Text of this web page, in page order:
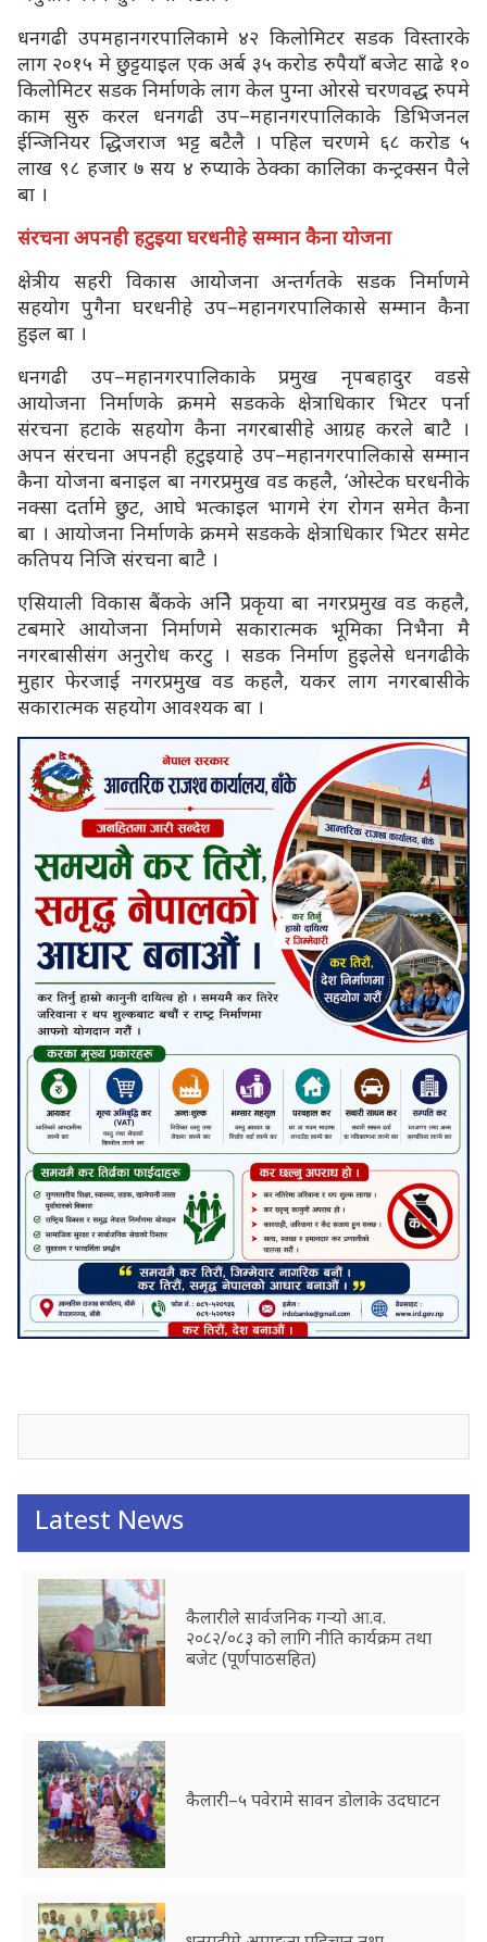
धनगढी उपमहानगरपालिकामे ४२ किलोमिटर सडक विस्तारके
लाग २०१५ मे छुट्टयाइल एक अर्ब ३५ करोड रुपैयाँ बजेट साढे १०
किलोमिटर सडक निर्माणके लाग केल पुग्ना ओरसे चरणवद्ध रुपमे
काम सुरु करल धनगढी उप–महानगरपालिकाके डिभिजनल
ईन्जिनियर द्धिजराज भट्ट बटैलै । पहिल चरणमे ६८ करोड ५
लाख ९८ हजार ७ सय ४ रुप्याके ठेक्का कालिका कन्ट्रक्सन पैले
बा ।
संरचना अपनही हटुइया घरधनीहे सम्मान कैना योजना
क्षेत्रीय सहरी विकास आयोजना अन्तर्गतके सडक निर्माणमे
सहयोग पुगैना घरधनीहे उप–महानगरपालिकासे सम्मान कैना
हुइल बा ।
धनगढी उप–महानगरपालिकाके प्रमुख नृपबहादुर वडसे
आयोजना निर्माणके क्रममे सडकके क्षेत्राधिकार भिटर पर्ना
संरचना हटाके सहयोग कैना नगरबासीहे आग्रह करले बाटै ।
अपन संरचना अपनही हटुइयाहे उप–महानगरपालिकासे सम्मान
कैना योजना बनाइल बा नगरप्रमुख वड कहलै, ‘ओस्टेक घरधनीके
नक्सा दर्तामे छुट, आघे भत्काइल भागमे रंग रोगन समेत कैना
बा । आयोजना निर्माणके क्रममे सडकके क्षेत्राधिकार भिटर समेट
कतिपय निजि संरचना बाटै ।
एसियाली विकास बैंकके अनिे प्रकृया बा नगरप्रमुख वड कहलै,
टबमारे आयोजना निर्माणमे सकारात्मक भूमिका निभैना मै
नगरबासीसंग अनुरोध करटु । सडक निर्माण हुइलेसे धनगढीके
मुहार फेरजाई नगरप्रमुख वड कहलै, यकर लाग नगरबासीके
सकारात्मक सहयोग आवश्यक बा ।
Latest News
कैलारीले सार्वजनिक गर्‍यो आ.व.
२०८२/०८३ को लागि नीति कार्यक्रम तथा
बजेट (पूर्णपाठसहित)
कैलारी–५ पवेरामे सावन डोलाके उदघाटन